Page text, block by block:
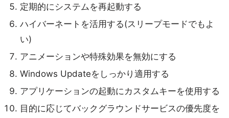
定期的にシステムを再起動する
ハイバーネートを活用する(スリープモードでもよ
い)
アニメーションや特殊効果を無効にする
Windows Updateをしっかり適用する
アプリケーションの起動にカスタムキーを使用する
目的に応じてバックグラウンドサービスの優先度を